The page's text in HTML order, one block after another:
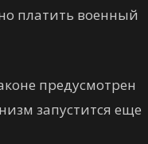
платить военный
предусмотрен
запустится еще